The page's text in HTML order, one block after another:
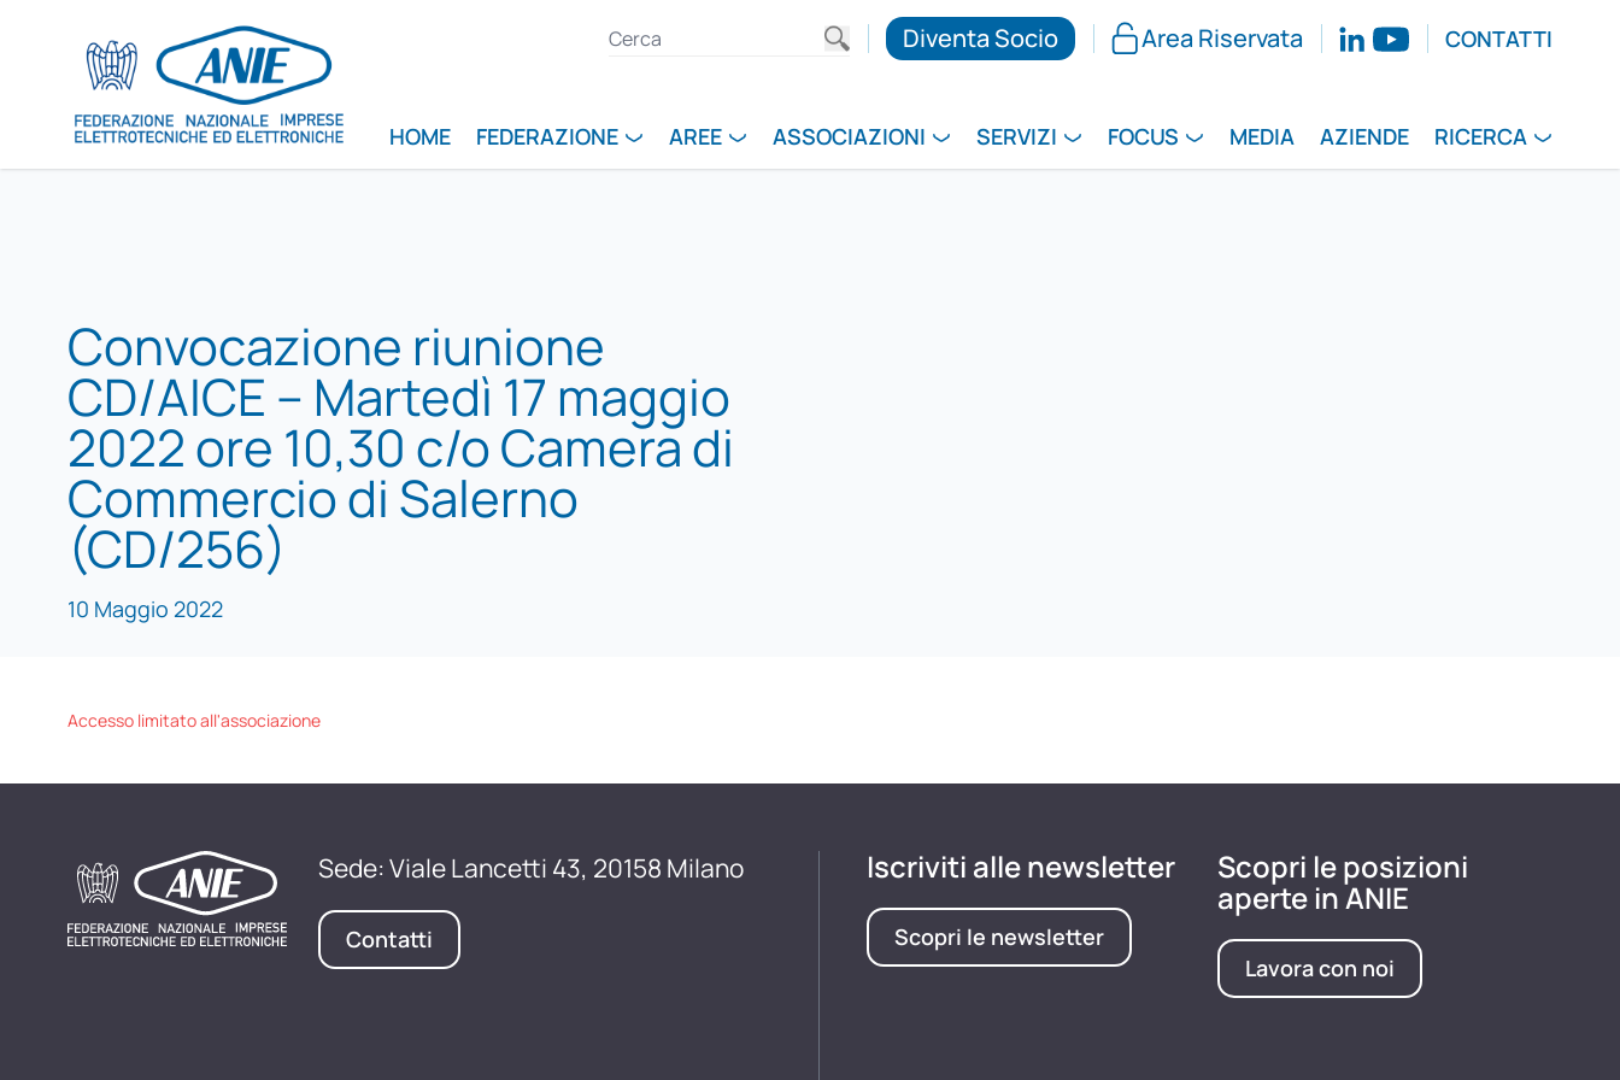
Diventa Socio Area Riservata CONTATTI
HOME FEDERAZIONE AREE ASSOCIAZIONI SERVIZI FOCUS MEDIA AZIENDE RICERCA
Convocazione riunione
CD/AICE – Martedì 17 maggio
2022 ore 10,30 c/o Camera di
Commercio di Salerno
(CD/256)
10 Maggio 2022
Accesso limitato all'associazione
Sede: Viale Lancetti 43, 20158 Milano
Contatti
Iscriviti alle newsletter
Scopri le newsletter
Scopri le posizioni
aperte in ANIE
Lavora con noi